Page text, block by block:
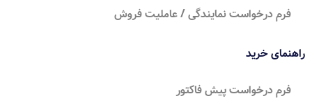
فرم درخواست نمایندگی / عاملیت فروش
راهنمای خرید
فرم درخواست پیش فاکتور